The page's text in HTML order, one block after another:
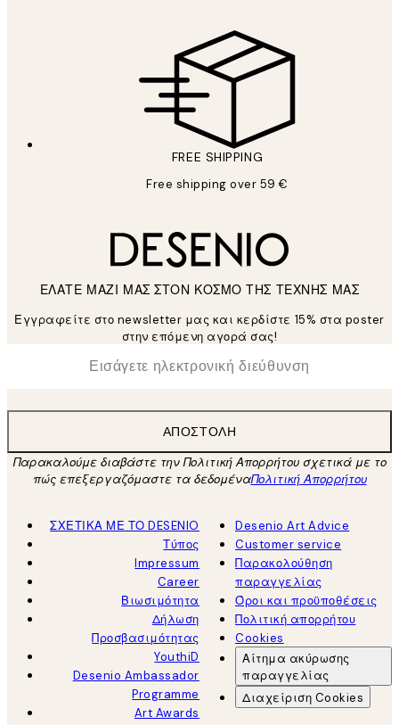
FREE SHIPPING
Free shipping over 59 €
ΕΛΑΤΕ ΜΑΖΙ ΜΑΣ ΣΤΟΝ ΚΟΣΜΟ ΤΗΣ ΤΕΧΝΗΣ ΜΑΣ
Εγγραφείτε στο newsletter μας και κερδίστε 15% στα poster
στην επόμενη αγορά σας!
Ηλεκτρονική Διεύθυνση
ΑΠΟΣΤΟΛΉ
Παρακαλούμε διαβάστε την Πολιτική Απορρήτου σχετικά με το
πώς επεξεργαζόμαστε τα δεδομέναΠολιτική Απορρήτου
ΣΧΕΤΙΚΑ ΜΕ ΤΟ DESENIO
Τύπος
Impressum
Career
Βιωσιμότητα
Δήλωση
Προσβασιμότητας
YouthiD
Desenio Ambassador
Programme
Art Awards
Desenio Art Advice
Customer service
Παρακολούθηση
παραγγελίας
Όροι και προϋποθέσεις
Πολιτική απορρήτου
Cookies
Αίτημα ακύρωσης
παραγγελίας
Διαχείριση Cookies